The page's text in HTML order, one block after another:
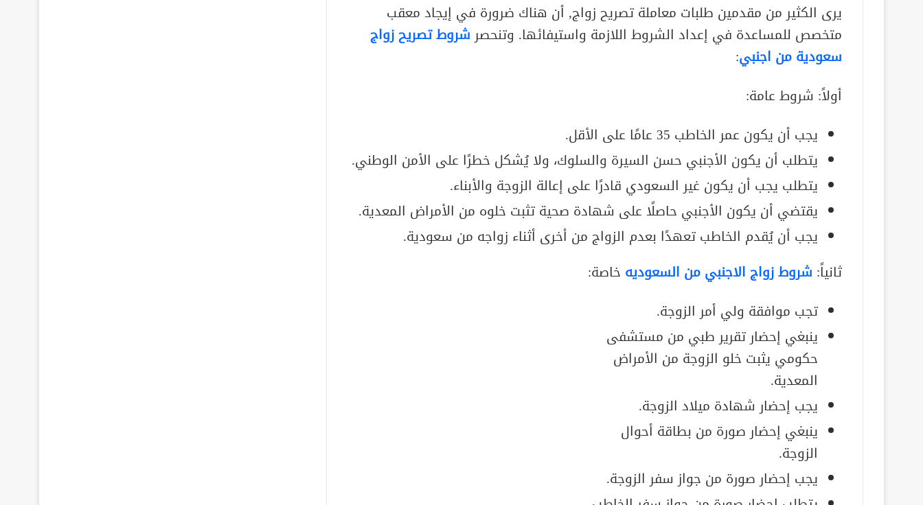
يرى الكثير من مقدمين طلبات معاملة تصريح زواج, أن هناك ضرورة في إيجاد معقب
متخصص للمساعدة في إعداد الشروط اللازمة واستيفائها. وتنحصرشروط تصريح زواج
سعودية من اجنبي:
أولاً: شروط عامة:
يجب أن يكون عمر الخاطب 35 عامًا على الأقل.
يتطلب أن يكون الأجنبي حسن السيرة والسلوك، ولا يُشكل خطرًا على الأمن الوطني.
يتطلب يجب أن يكون غير السعودي قادرًا على إعالة الزوجة والأبناء.
يقتضي أن يكون الأجنبي حاصلًا على شهادة صحية تثبت خلوه من الأمراض المعدية.
يجب أن يُقدم الخاطب تعهدًا بعدم الزواج من أخرى أثناء زواجه من سعودية.
ثانياً: شروط زواج الاجنبي من السعوديه خاصة:
تجب موافقة ولي أمر الزوجة.
ينبغي إحضار تقرير طبي من مستشفى
حكومي يثبت خلو الزوجة من الأمراض
المعدية.
يجب إحضار شهادة ميلاد الزوجة.
ينبغي إحضار صورة من بطاقة أحوال
الزوجة.
يجب إحضار صورة من جواز سفر الزوجة.